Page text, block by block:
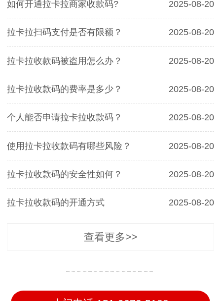
如何开通拉卡拉商家收款码? 2025-08-20
拉卡拉扫码支付是否有限额？ 2025-08-20
拉卡拉收款码被盗用怎么办？ 2025-08-20
拉卡拉收款码的费率是多少？ 2025-08-20
个人能否申请拉卡拉收款码？ 2025-08-20
使用拉卡拉收款码有哪些风险？ 2025-08-20
拉卡拉收款码的安全性如何？ 2025-08-20
拉卡拉收款码的开通方式 2025-08-20
查看更多>>